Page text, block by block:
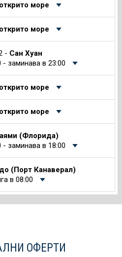
море
море
- Сан Хуан
- заминава в 23:00
море
море
(Флорида)
- заминава в 18:00
(Порт Канаверал)
в 08:00
ОФЕРТИ